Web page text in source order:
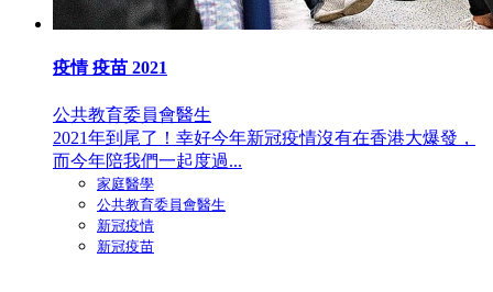
疫情 疫苗 2021
公共教育委員會醫生
2021年到尾了！幸好今年新冠疫情沒有在香港大爆發，
而今年陪我們一起度過...
家庭醫學
公共教育委員會醫生
新冠疫情
新冠疫苗